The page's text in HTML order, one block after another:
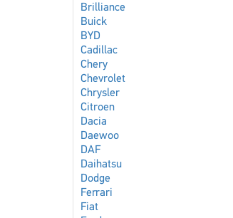
Brilliance
Buick
BYD
Cadillac
Chery
Chevrolet
Chrysler
Citroen
Dacia
Daewoo
DAF
Daihatsu
Dodge
Ferrari
Fiat